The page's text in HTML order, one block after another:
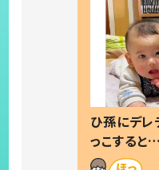
ひ孫にデレ
っこすると
した」「可